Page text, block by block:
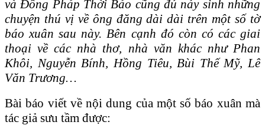
và Đông Pháp Thời Báo cũng đủ nảy sinh những
chuyện thú vị về ông đăng dài dài trên một số tờ
báo xuân sau này. Bên cạnh đó còn có các giai
thoại về các nhà thơ, nhà văn khác như Phan
Khôi, Nguyễn Bính, Hồng Tiêu, Bùi Thế Mỹ, Lê
Văn Trương…
Bài báo viết về nội dung của một số báo xuân mà
tác giả sưu tầm được: